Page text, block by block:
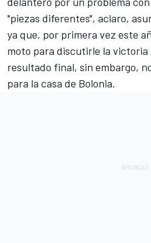
"piezas diferentes", aclaro,
ya que, por primera vez este
moto para discutirle la victoria
resultado final, sin embargo,
para la casa de Bolonia.